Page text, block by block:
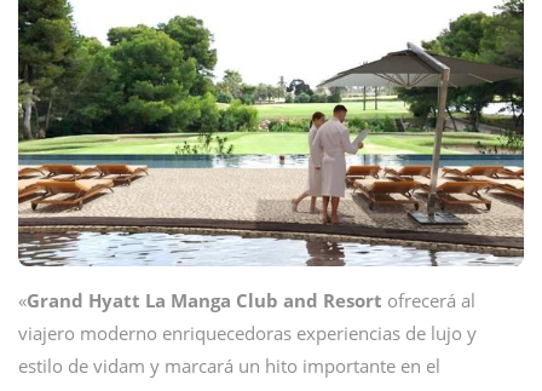
«Grand Hyatt La Manga Club and Resort ofrecerá al
viajero moderno enriquecedoras experiencias de lujo y
estilo de vidam y marcará un hito importante en el